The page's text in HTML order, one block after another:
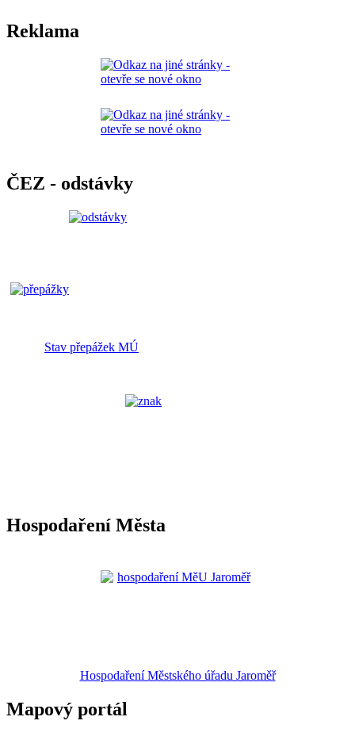
Reklama
ČEZ - odstávky
Stav přepážek MÚ
Hospodaření Města
Hospodaření Městského úřadu Jaroměř
Mapový portál